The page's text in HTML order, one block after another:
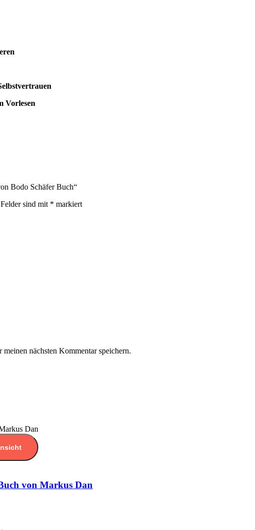
Vorlesen
Bodo Schäfer Buch“
sind mit * markiert
nächsten Kommentar speichern.
von Markus Dan